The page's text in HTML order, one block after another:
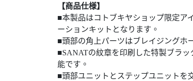
【商品仕様】
■本製品はコトブキヤショップ限定ア
ーションキットとなります。
■頭部の角上パーツはブレイジングホ
■SANATの紋章を印刷した特製ブラ
能です。
■頭部ユニットとステップユニットを